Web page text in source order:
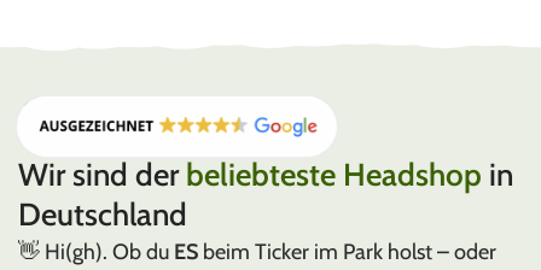
EHLE
Wir sind derbeliebteste Headshop in
Deutschland
👋 Hi(gh). Ob du ES beim Ticker im Park holst – oder